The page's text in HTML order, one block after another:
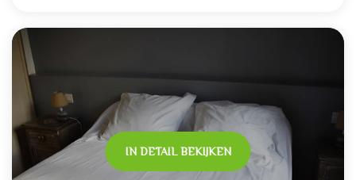
IN DETAIL BEKIJKEN